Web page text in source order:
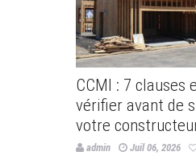
CCMI : 7 clauses
vérifier avant de
votre
admin Juil 06, 2026